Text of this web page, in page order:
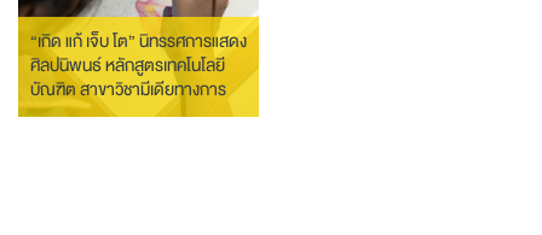
“เกิด แก้ เจ็บ โต” นิทรรศการแสดง
ศิลปนิพนธ์ หลักสูตรเทคโนโลยี
บัณฑิต สาขาวิชามีเดียทางการ
แพทย์และวิทยาศาสตร์ ประจำปี